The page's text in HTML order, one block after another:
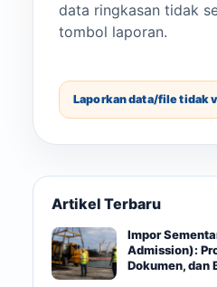
data ringkasan tidak
tombol laporan.
Laporkan data/file tidak
Artikel Terbaru
Impor
Admission):
Dokumen, dan